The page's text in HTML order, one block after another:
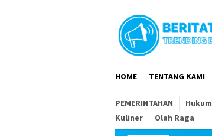
HOME TENTANG KAMI
PEMERINTAHAN Hukum
Kuliner
Olah Raga